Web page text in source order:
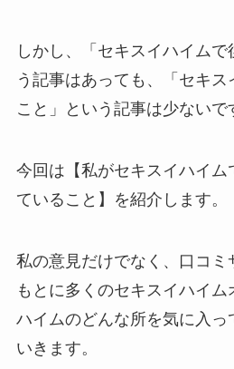
しかし、「セキスイハイム
う記事はあっても、「セキ
こと」という記事は少ないで
今回は【私がセキスイハイム
ていること】を紹介します。
私の意見だけでなく、口コミ
もとに多くのセキスイハイム
ハイムのどんな所を気に入っ
いきます。